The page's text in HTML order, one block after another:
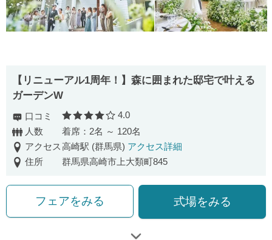
【リニューアル1周年！】森に囲まれた邸宅で叶える
ガーデンW
口コミ 口コミ評価
4.0
人数
着席：2名 ～ 120名
アクセス高崎駅 (群馬県) アクセス詳細
住所
群馬県高崎市上大類町845
フェアをみる 式場をみる